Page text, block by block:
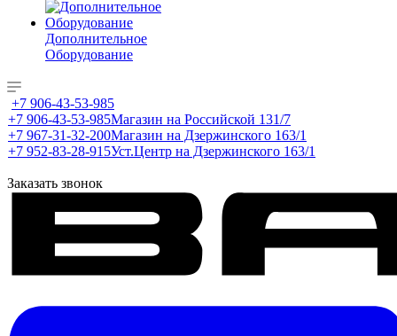
Дополнительное
Оборудование
+7 906-43-53-985
+7 906-43-53-985Магазин на Российской 131/7
+7 967-31-32-200Магазин на Дзержинского 163/1
+7 952-83-28-915Уст.Центр на Дзержинского 163/1
Заказать звонок